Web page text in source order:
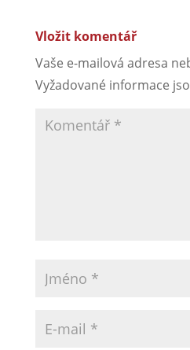
Vložit komentář
Vaše e-mailová adresa
Vyžadované informace